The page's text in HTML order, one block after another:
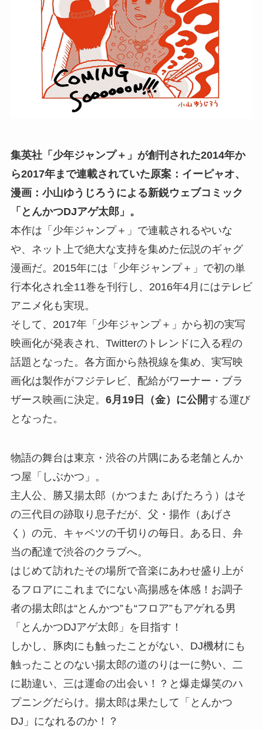
集英社「少年ジャンプ＋」が創刊された2014年か
ら2017年まで連載されていた原案：イーピャオ、
漫画：小山ゆうじろうによる新鋭ウェブコミック
「とんかつDJアゲ太郎」。
本作は「少年ジャンプ＋」で連載されるやいな
や、ネット上で絶大な支持を集めた伝説のギャグ
漫画だ。2015年には「少年ジャンプ＋」で初の単
行本化され全11巻を刊行し、2016年4月にはテレビ
アニメ化も実現。
そして、2017年「少年ジャンプ＋」から初の実写
映画化が発表され、Twitterのトレンドに入る程の
話題となった。各方面から熱視線を集め、実写映
画化は製作がフジテレビ、配給がワーナー・ブラ
ザース映画に決定。 6月19日（金）に公開する運び
となった。
物語の舞台は東京・渋谷の片隅にある老舗とんか
つ屋「しぶかつ」。
主人公、勝又揚太郎（かつまた あげたろう）はそ
の三代目の跡取り息子だが、父・揚作（あげさ
く）の元、キャベツの千切りの毎日。ある日、弁
当の配達で渋谷のクラブへ。
はじめて訪れたその場所で音楽にあわせ盛り上が
るフロアにこれまでにない高揚感を体感！お調子
者の揚太郎は“とんかつ”も“フロア”もアゲれる男
「とんかつDJアゲ太郎」を目指す！
しかし、豚肉にも触ったことがない、DJ機材にも
触ったことのない揚太郎の道のりは一に勢い、二
に勘違い、三は運命の出会い！？と爆走爆笑のハ
プニングだらけ。揚太郎は果たして「とんかつ
DJ」になれるのか！？